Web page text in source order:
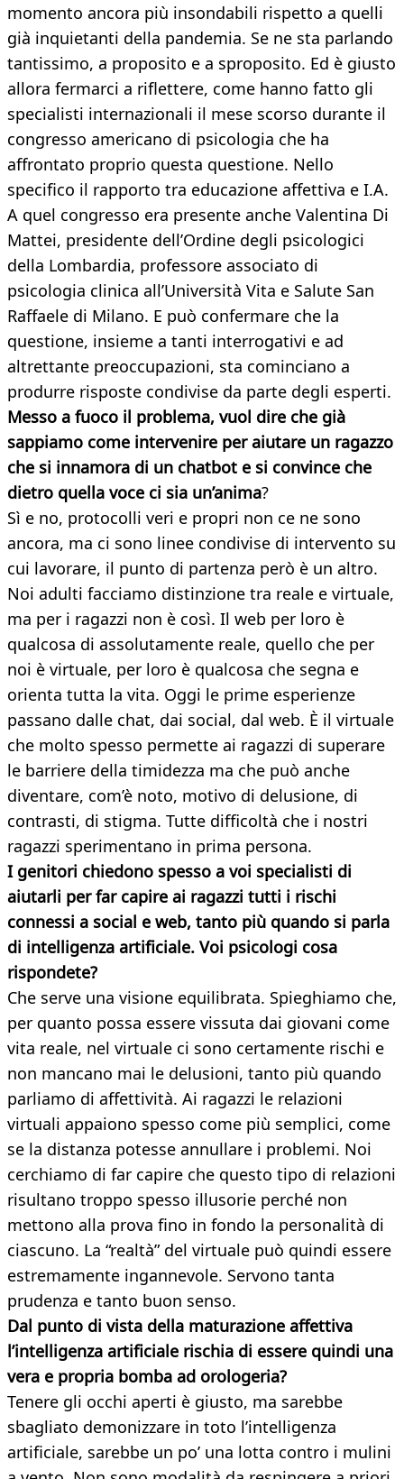
momento ancora più insondabili rispetto a quelli
già inquietanti della pandemia. Se ne sta parlando
tantissimo, a proposito e a sproposito. Ed è giusto
allora fermarci a riflettere, come hanno fatto gli
specialisti internazionali il mese scorso durante il
congresso americano di psicologia che ha
affrontato proprio questa questione. Nello
specifico il rapporto tra educazione affettiva e I.A.
A quel congresso era presente anche Valentina Di
Mattei, presidente dell’Ordine degli psicologici
della Lombardia, professore associato di
psicologia clinica all’Università Vita e Salute San
Raffaele di Milano. E può confermare che la
questione, insieme a tanti interrogativi e ad
altrettante preoccupazioni, sta cominciano a
produrre risposte condivise da parte degli esperti.
Messo a fuoco il problema, vuol dire che già
sappiamo come intervenire per aiutare un ragazzo
che si innamora di un chatbot e si convince che
dietro quella voce ci sia un’anima?
Sì e no, protocolli veri e propri non ce ne sono
ancora, ma ci sono linee condivise di intervento su
cui lavorare, il punto di partenza però è un altro.
Noi adulti facciamo distinzione tra reale e virtuale,
ma per i ragazzi non è così. Il web per loro è
qualcosa di assolutamente reale, quello che per
noi è virtuale, per loro è qualcosa che segna e
orienta tutta la vita. Oggi le prime esperienze
passano dalle chat, dai social, dal web. È il virtuale
che molto spesso permette ai ragazzi di superare
le barriere della timidezza ma che può anche
diventare, com’è noto, motivo di delusione, di
contrasti, di stigma. Tutte difficoltà che i nostri
ragazzi sperimentano in prima persona.
I genitori chiedono spesso a voi specialisti di
aiutarli per far capire ai ragazzi tutti i rischi
connessi a social e web, tanto più quando si parla
di intelligenza artificiale. Voi psicologi cosa
rispondete?
Che serve una visione equilibrata. Spieghiamo che,
per quanto possa essere vissuta dai giovani come
vita reale, nel virtuale ci sono certamente rischi e
non mancano mai le delusioni, tanto più quando
parliamo di affettività. Ai ragazzi le relazioni
virtuali appaiono spesso come più semplici, come
se la distanza potesse annullare i problemi. Noi
cerchiamo di far capire che questo tipo di relazioni
risultano troppo spesso illusorie perché non
mettono alla prova fino in fondo la personalità di
ciascuno. La “realtà” del virtuale può quindi essere
estremamente ingannevole. Servono tanta
prudenza e tanto buon senso.
Dal punto di vista della maturazione affettiva
l’intelligenza artificiale rischia di essere quindi una
vera e propria bomba ad orologeria?
Tenere gli occhi aperti è giusto, ma sarebbe
sbagliato demonizzare in toto l’intelligenza
artificiale, sarebbe un po’ una lotta contro i mulini